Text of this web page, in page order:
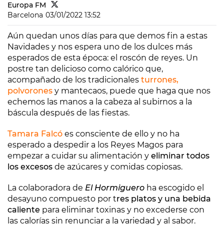
Europa FM
Barcelona 03/01/2022 13:52
Aún quedan unos días para que demos fin a estas
Navidades y nos espera uno de los dulces más
esperados de esta época: el roscón de reyes. Un
postre tan delicioso como calórico que,
acompañado de los tradicionales turrones,
polvorones y mantecaos, puede que haga que nos
echemos las manos a la cabeza al subirnos a la
báscula después de las fiestas.
Tamara Falcó es consciente de ello y no ha
esperado a despedir a los Reyes Magos para
empezar a cuidar su alimentación y eliminar todos
los excesos de azúcares y comidas copiosas.
La colaboradora de El Hormiguero ha escogido el
desayuno compuesto por tres platos y una bebida
caliente para eliminar toxinas y no excederse con
las calorías sin renunciar a la variedad y al sabor.